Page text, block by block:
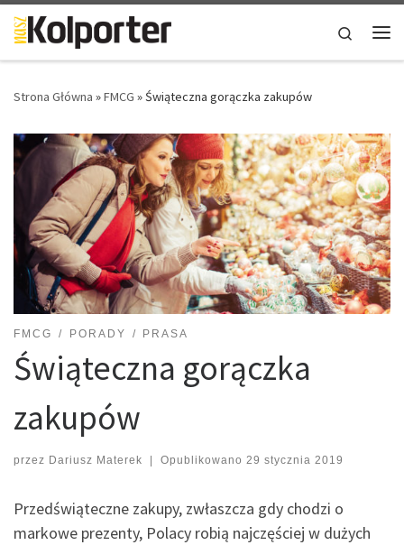
Skip to content
Search
Strona Główna »FMCG »Świąteczna gorączka zakupów
FMCG PORADY PRASA
Świąteczna gorączka
zakupów
przez Dariusz Materek Opublikowano 29 stycznia 2019
Przedświąteczne zakupy, zwłaszcza gdy chodzi o
markowe prezenty, Polacy robią najczęściej w dużych